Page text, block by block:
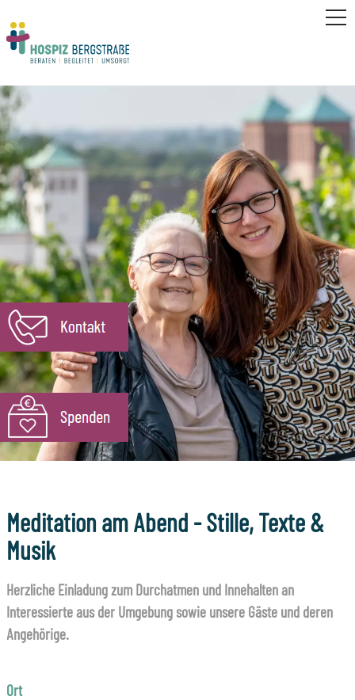
Meditation am Abend - Stille, Texte &
Musik
Herzliche Einladung zum Durchatmen und Innehalten an
Interessierte aus der Umgebung sowie unsere Gäste und deren
Angehörige.
Ort